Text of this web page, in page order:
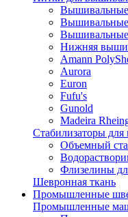
Вышивальные
Вышивальные
Вышивальные
Нижняя
Amann
Aurora
Euron
Fufu's
Gunold
Madeira
Стабилизаторы
Объемный
Флизелины
Шевронная ткань
Промышленные
Промышленные